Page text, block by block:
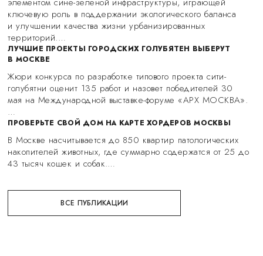
ключевую роль в поддержании экологического баланса
и улучшении качества жизни урбанизированных
территорий.…
ЛУЧШИЕ ПРОЕКТЫ ГОРОДСКИХ ГОЛУБЯТЕН ВЫБЕРУТ
В МОСКВЕ
Жюри конкурса по разработке типового проекта сити-
голубятни оценит 135 работ и назовет победителей 30
мая на Международной выставке-форуме «АРХ МОСКВА».
…
ПРОВЕРЬТЕ СВОЙ ДОМ НА КАРТЕ ХОРДЕРОВ МОСКВЫ
В Москве насчитывается до 850 квартир патологических
накопителей животных, где суммарно содержатся от 25 до
43 тысяч кошек и собак.…
ВСЕ ПУБЛИКАЦИИ